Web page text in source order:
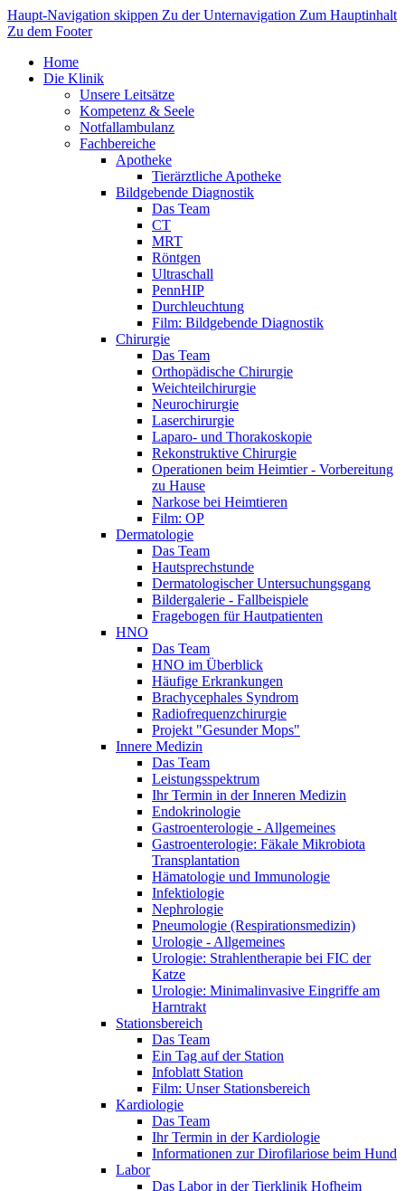
Haupt-Navigation skippen Zu der Unternavigation Zum Hauptinhalt
Zu dem Footer
Home
Die Klinik
Unsere Leitsätze
Kompetenz & Seele
Notfallambulanz
Fachbereiche
Apotheke
Tierärztliche Apotheke
Bildgebende Diagnostik
Das Team
CT
MRT
Röntgen
Ultraschall
PennHIP
Durchleuchtung
Film: Bildgebende Diagnostik
Chirurgie
Das Team
Orthopädische Chirurgie
Weichteilchirurgie
Neurochirurgie
Laserchirurgie
Laparo- und Thorakoskopie
Rekonstruktive Chirurgie
Operationen beim Heimtier - Vorbereitung
zu Hause
Narkose bei Heimtieren
Film: OP
Dermatologie
Das Team
Hautsprechstunde
Dermatologischer Untersuchungsgang
Bildergalerie - Fallbeispiele
Fragebogen für Hautpatienten
HNO
Das Team
HNO im Überblick
Häufige Erkrankungen
Brachycephales Syndrom
Radiofrequenzchirurgie
Projekt "Gesunder Mops"
Innere Medizin
Das Team
Leistungsspektrum
Ihr Termin in der Inneren Medizin
Endokrinologie
Gastroenterologie - Allgemeines
Gastroenterologie: Fäkale Mikrobiota
Transplantation
Hämatologie und Immunologie
Infektiologie
Nephrologie
Pneumologie (Respirationsmedizin)
Urologie - Allgemeines
Urologie: Strahlentherapie bei FIC der
Katze
Urologie: Minimalinvasive Eingriffe am
Harntrakt
Stationsbereich
Das Team
Ein Tag auf der Station
Infoblatt Station
Film: Unser Stationsbereich
Kardiologie
Das Team
Ihr Termin in der Kardiologie
Informationen zur Dirofilariose beim Hund
Labor
Das Labor in der Tierklinik Hofheim